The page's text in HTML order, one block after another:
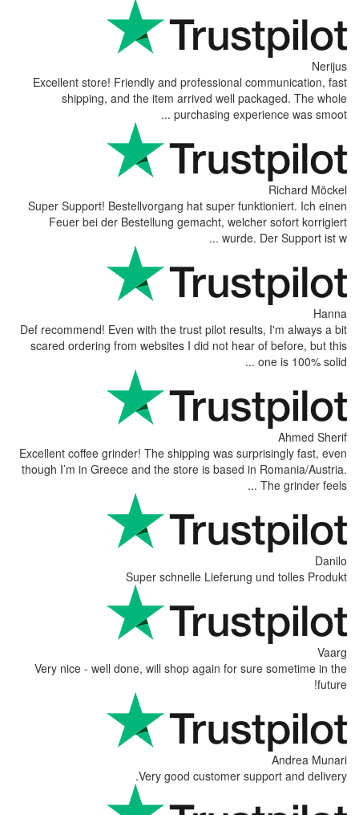
Excellent store! Friendly and
shipping, and the item
Super Support! Bestellvorgang
Feuer bei der Bestellung
Def recommend! Even with the
scared ordering from websites
Excellent coffee grinder! The
though I’m in Greece and the
Super
Very nice - well done, will
Very